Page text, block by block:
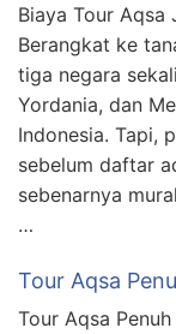
Biaya Tour Aqsa
Berangkat ke
tiga negara
Yordania, dan
Indonesia. Tapi,
sebelum daftar
sebenarnya
…
Tour Aqsa
Tour Aqsa